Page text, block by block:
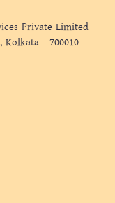
Private Limited
Kolkata - 700010